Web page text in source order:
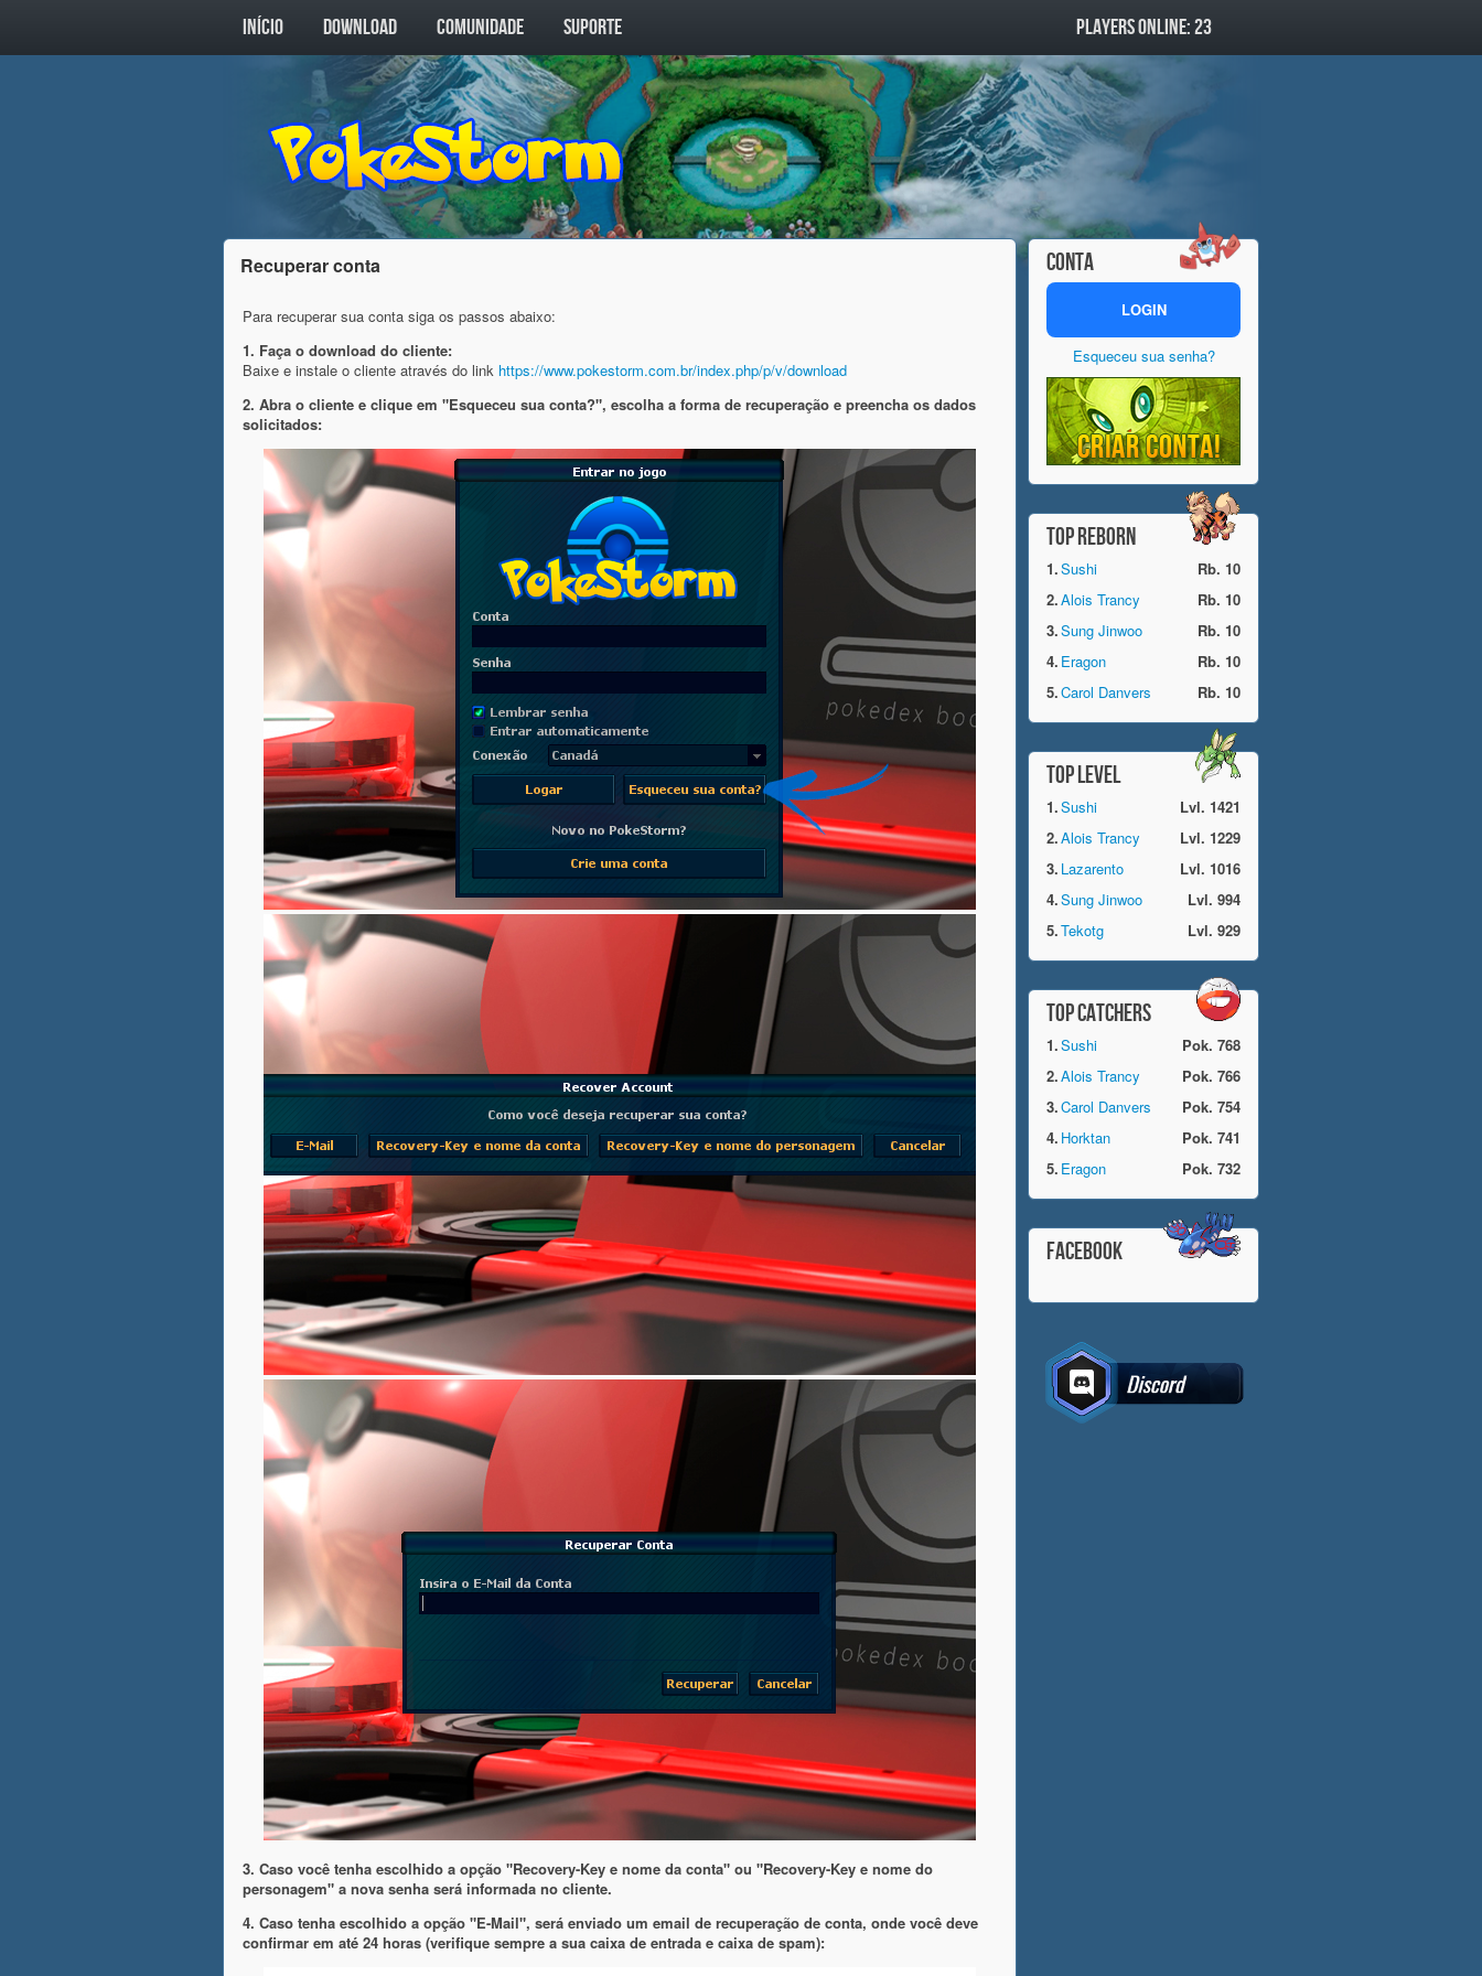
INÍCIO DOWNLOAD COMUNIDADE SUPORTE PLAYERS ONLINE: 23
CONTA
LOGIN
Esqueceu sua senha?
TOP REBORN
1.Sushi
Rb. 10
2.Alois Trancy
Rb. 10
3.Sung Jinwoo
Rb. 10
4. Eragon
Rb. 10
5.Carol Danvers Rb. 10
TOP LEVEL
1.Sushi
Lvl. 1421
2.Alois Trancy
Lvl. 1229
3. Lazarento
Lvl. 1016
4.Sung Jinwoo
Lvl. 994
5.Tekotg Lvl. 929
TOP CATCHERS
1.Sushi
Pok. 768
2.Alois Trancy
Pok. 766
3.Carol Danvers
Pok. 754
4. Horktan
Pok. 741
5. Eragon Pok. 732
FACEBOOK
Recuperar conta
Para recuperar sua conta siga os passos abaixo:
1. Faça o download do cliente:
Baixe e instale o cliente através do link https://www.pokestorm.com.br/index.php/p/v/download
2. Abra o cliente e clique em "Esqueceu sua conta?", escolha a forma de recuperação e preencha os dados
solicitados:
3. Caso você tenha escolhido a opção "Recovery-Key e nome da conta" ou "Recovery-Key e nome do
personagem" a nova senha será informada no cliente.
4. Caso tenha escolhido a opção "E-Mail", será enviado um email de recuperação de conta, onde você deve
confirmar em até 24 horas (verifique sempre a sua caixa de entrada e caixa de spam):